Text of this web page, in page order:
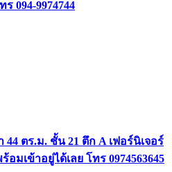
094-9974744
ตร.ม. ชั้น 21 ตึก A เฟอร์นิเจอร์
มเข้าอยู่ได้เลย โทร 0974563645